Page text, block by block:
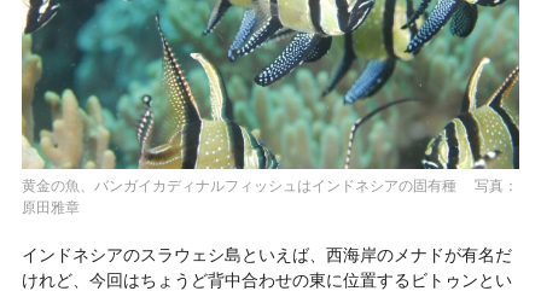
黄金の魚、バンガイカディナルフィッシュはインドネシアの固有種 写真：
原田雅章
インドネシアのスラウェシ島といえば、西海岸のメナドが有名だ
けれど、今回はちょうど背中合わせの東に位置するビトゥンとい